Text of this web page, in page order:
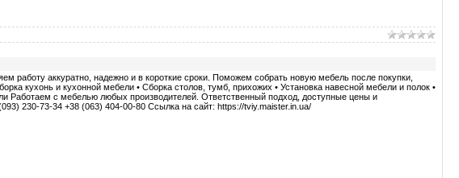
работу аккуратно, надежно и в короткие сроки. Поможем собрать новую мебель после покупки,
кухонь и кухонной мебели • Сборка столов, тумб, прихожих • Установка навесной мебели и полок •
Работаем с мебелью любых производителей. Ответственный подход, доступные цены и
230-73-34 +38 (063) 404-00-80 Ссылка на сайт: https://tviy.maister.in.ua/